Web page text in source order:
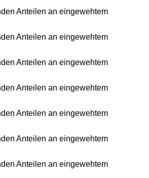
Anteilen an eingewehtem
Anteilen an eingewehtem
Anteilen an eingewehtem
Anteilen an eingewehtem
Anteilen an eingewehtem
Anteilen an eingewehtem
Anteilen an eingewehtem